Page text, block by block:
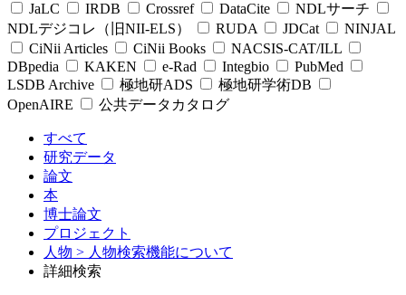
JaLC
IRDB Crossref DataCite
NDLサーチ
NDLデジコレ（旧NII-ELS）
RUDA JDCat
NINJAL
CiNii Articles
CiNii Books
NACSIS-CAT/ILL
DBpedia
KAKEN e-Rad Integbio
PubMed
LSDB Archive
極地研ADS
極地研学術DB
OpenAIRE
公共データカタログ
すべて
研究データ
論文
本
博士論文
プロジェクト
人物 > 人物検索機能について
詳細検索